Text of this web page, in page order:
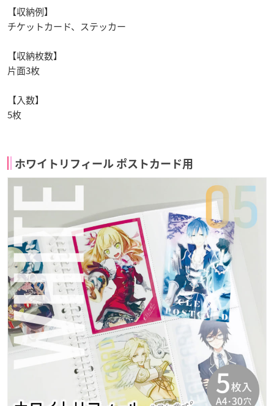
【収納例】
チケットカード、ステッカー
【収納枚数】
片面3枚
【入数】
5枚
ホワイトリフィール ポストカード用